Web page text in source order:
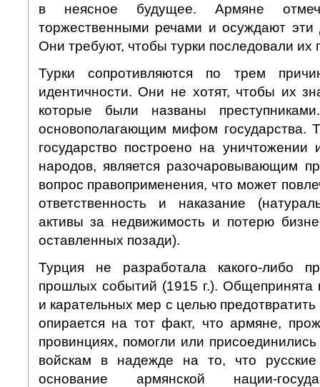
в неясное будущее. Армяне
торжественными речами и осуждают эти
Они требуют, чтобы турки последовали их
Турки сопротивляются по трем
идентичности. Они не хотят, чтобы их
которые были названы
основополагающим мифом государства.
государство построено на уничтожении
народов, является разочаровывающим
вопрос правоприменения, что может
ответственность и наказание
активы за недвижимость и потерю
оставленных позади).
Турция не разработала какого-либо
прошлых событий (1915 г.). Общепринята
и карательных мер с целью
опирается на тот факт, что армяне,
провинциях, помогли или
войскам в надежде на то, что русские
основание армянской нации-